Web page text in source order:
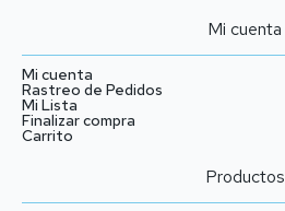
Mi cuenta
Mi cuenta
Rastreo de Pedidos
Mi Lista
Finalizar compra
Carrito
Productos